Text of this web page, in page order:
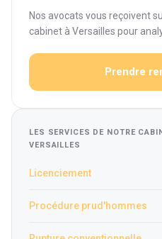
Nos avocats vous reçoivent
cabinet à Versailles pour
Prendre
LES SERVICES DE NOTRE
VERSAILLES
Licenciement
Procédure prud'hommes